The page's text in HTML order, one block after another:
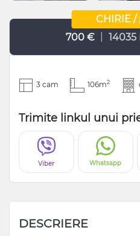
CHIRIE /
700 €
14035
3 cam 106m2
Trimite linkul unui
Viber Whatsapp
DESCRIERE